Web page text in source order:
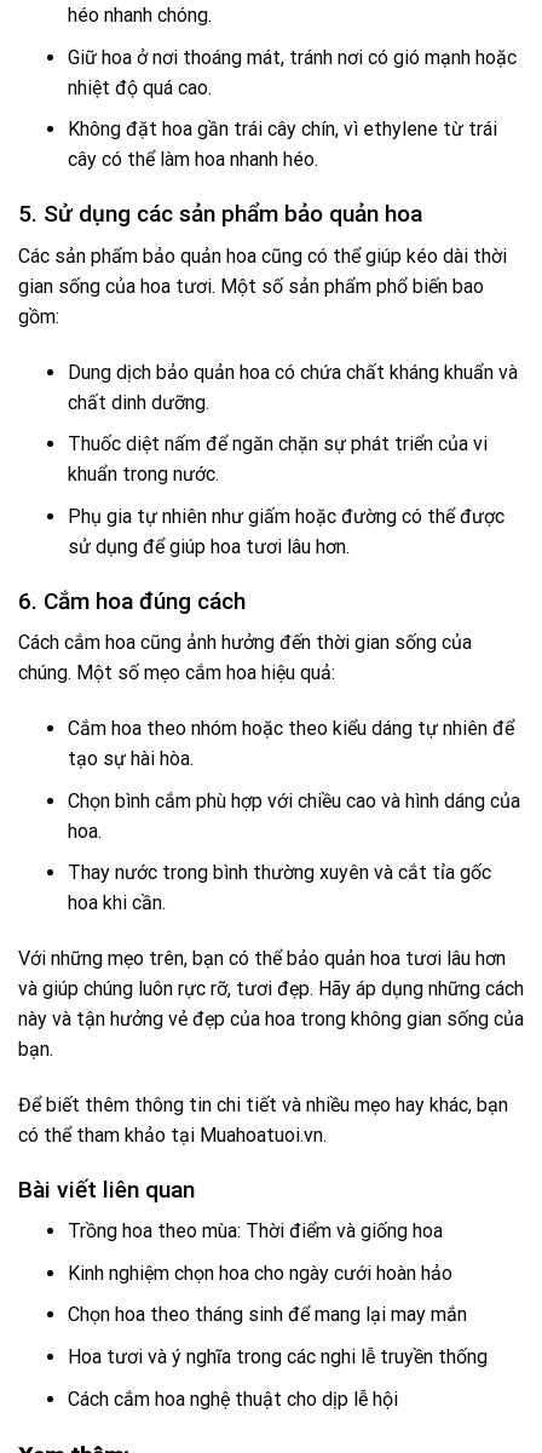
héo nhanh chóng.
Giữ hoa ở nơi thoáng mát, tránh nơi có gió mạnh hoặc
nhiệt độ quá cao.
Không đặt hoa gần trái cây chín, vì ethylene từ trái
cây có thể làm hoa nhanh héo.
5. Sử dụng các sản phẩm bảo quản hoa
Các sản phẩm bảo quản hoa cũng có thể giúp kéo dài thời
gian sống của hoa tươi. Một số sản phẩm phổ biến bao
gồm:
Dung dịch bảo quản hoa có chứa chất kháng khuẩn và
chất dinh dưỡng.
Thuốc diệt nấm để ngăn chặn sự phát triển của vi
khuẩn trong nước.
Phụ gia tự nhiên như giấm hoặc đường có thể được
sử dụng để giúp hoa tươi lâu hơn.
6. Cắm hoa đúng cách
Cách cắm hoa cũng ảnh hưởng đến thời gian sống của
chúng. Một số mẹo cắm hoa hiệu quả:
Cắm hoa theo nhóm hoặc theo kiểu dáng tự nhiên để
tạo sự hài hòa.
Chọn bình cắm phù hợp với chiều cao và hình dáng của
hoa.
Thay nước trong bình thường xuyên và cắt tỉa gốc
hoa khi cần.
Với những mẹo trên, bạn có thể bảo quản hoa tươi lâu hơn
và giúp chúng luôn rực rỡ, tươi đẹp. Hãy áp dụng những cách
này và tận hưởng vẻ đẹp của hoa trong không gian sống của
bạn.
Để biết thêm thông tin chi tiết và nhiều mẹo hay khác, bạn
có thể tham khảo tại Muahoatuoi.vn.
Bài viết liên quan
Trồng hoa theo mùa: Thời điểm và giống hoa
Kinh nghiệm chọn hoa cho ngày cưới hoàn hảo
Chọn hoa theo tháng sinh để mang lại may mắn
Hoa tươi và ý nghĩa trong các nghi lễ truyền thống
Cách cắm hoa nghệ thuật cho dịp lễ hội